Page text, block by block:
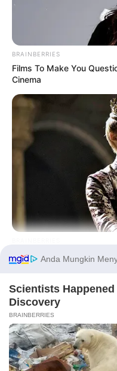
PRIVACY POLICY
BRAINBERRIES
Films To Make You
Cinema
Where Are They Now? 9
Paths
Before You Go